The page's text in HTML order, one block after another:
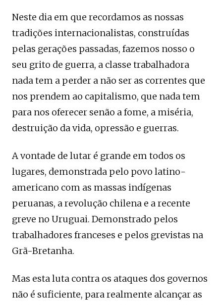
Neste dia em que recordamos as nossas
tradições internacionalistas, construídas
pelas gerações passadas, fazemos nosso o
seu grito de guerra, a classe trabalhadora
nada tem a perder a não ser as correntes que
nos prendem ao capitalismo, que nada tem
para nos oferecer senão a fome, a miséria,
destruição da vida, opressão e guerras.
A vontade de lutar é grande em todos os
lugares, demonstrada pelo povo latino-
americano com as massas indígenas
peruanas, a revolução chilena e a recente
greve no Uruguai. Demonstrado pelos
trabalhadores franceses e pelos grevistas na
Grã-Bretanha.
Mas esta luta contra os ataques dos governos
não é suficiente, para realmente alcançar as